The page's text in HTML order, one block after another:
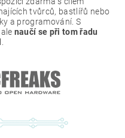
tvůrců, bastlířů nebo
a programování. S
naučí se při tom řadu